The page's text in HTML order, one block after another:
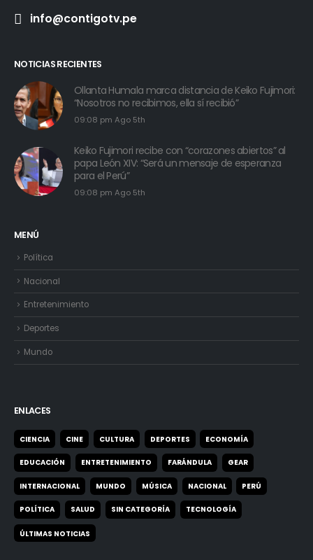
info@contigotv.pe
NOTICIAS RECIENTES
Ollanta Humala marca distancia de Keiko Fujimori:
“Nosotros no recibimos, ella sí recibió”
09:08 pm Ago 5th
Keiko Fujimori recibe con “corazones abiertos” al
papa León XIV: “Será un mensaje de esperanza
para el Perú”
09:08 pm Ago 5th
MENÚ
Política
Nacional
Entretenimiento
Deportes
Mundo
ENLACES
CIENCIA CINE CULTURA DEPORTES ECONOMÍA
EDUCACIÓN ENTRETENIMIENTO FARÁNDULA GEAR
INTERNACIONAL MUNDO MÚSICA NACIONAL PERÚ
POLÍTICA SALUD SIN CATEGORÍA TECNOLOGÍA
ÚLTIMAS NOTICIAS